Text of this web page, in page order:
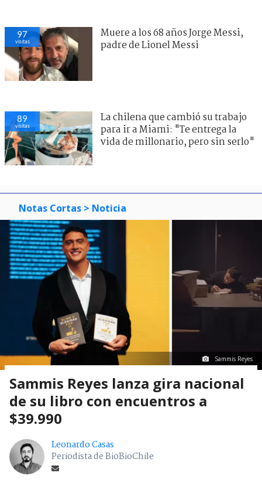
97
visitas
Muere a los 68 años Jorge Messi,
padre de Lionel Messi
89
visitas
La chilena que cambió su trabajo
para ir a Miami: "Te entrega la
vida de millonario, pero sin serlo"
Notas Cortas > Noticia
Sammis Reyes
Sammis Reyes lanza gira nacional
de su libro con encuentros a
$39.990
Leonardo Casas
Periodista de BioBioChile